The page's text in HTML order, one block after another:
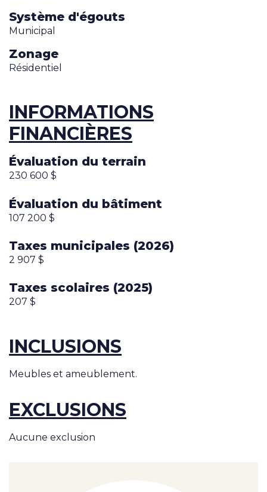
Système d'égouts
Municipal
Zonage
Résidentiel
INFORMATIONS
FINANCIÈRES
Évaluation du terrain
230 600 $
Évaluation du bâtiment
107 200 $
Taxes municipales (2026)
2 907 $
Taxes scolaires (2025)
207 $
INCLUSIONS
Meubles et ameublement.
EXCLUSIONS
Aucune exclusion